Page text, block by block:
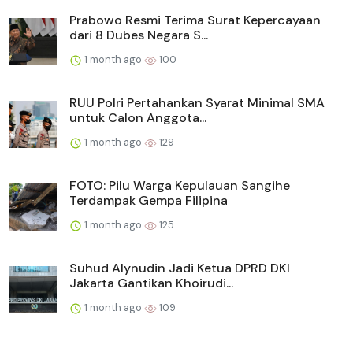
Prabowo Resmi Terima Surat Kepercayaan
dari 8 Dubes Negara S...
1 month ago 100
RUU Polri Pertahankan Syarat Minimal SMA
untuk Calon Anggota...
1 month ago 129
FOTO: Pilu Warga Kepulauan Sangihe
Terdampak Gempa Filipina
1 month ago 125
Suhud Alynudin Jadi Ketua DPRD DKI
Jakarta Gantikan Khoirudi...
1 month ago 109